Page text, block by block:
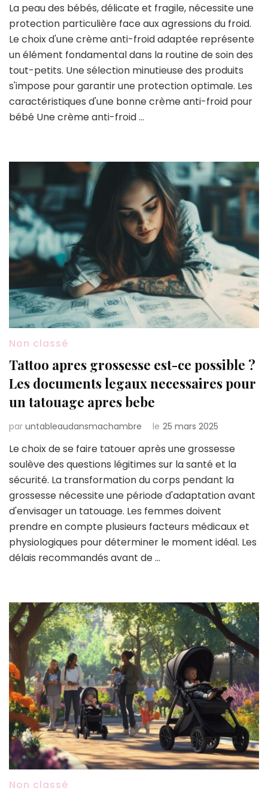
La peau des bébés, délicate et fragile, nécessite une
protection particulière face aux agressions du froid.
Le choix d'une crème anti-froid adaptée représente
un élément fondamental dans la routine de soin des
tout-petits. Une sélection minutieuse des produits
s'impose pour garantir une protection optimale. Les
caractéristiques d'une bonne crème anti-froid pour
bébé Une crème anti-froid …
Non classé
Tattoo apres grossesse est-ce possible ?
Les documents legaux necessaires pour
un tatouage apres bebe
par untableaudansmachambre le 25 mars 2025
Le choix de se faire tatouer après une grossesse
soulève des questions légitimes sur la santé et la
sécurité. La transformation du corps pendant la
grossesse nécessite une période d'adaptation avant
d'envisager un tatouage. Les femmes doivent
prendre en compte plusieurs facteurs médicaux et
physiologiques pour déterminer le moment idéal. Les
délais recommandés avant de …
Non classé